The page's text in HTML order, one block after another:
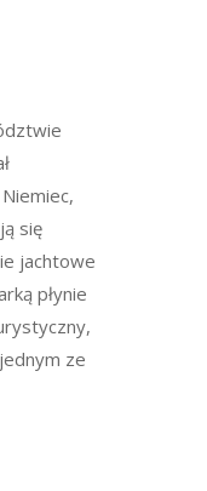
się
jachtowe
płynie
ze